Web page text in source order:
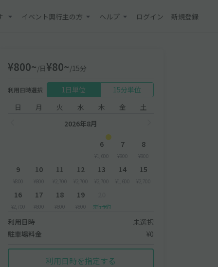
イベント興行主の方 ヘルプ ログイン 新規登録
¥800~/日¥80~/15分
利用日時選択 1日単位
15分単位
日
月 火 水 木 金
土
2026年8月
6
¥1,600
7
¥800
8
¥800
9
¥800
10
¥800
11
¥2,700
12
¥2,700
13
¥2,700
14
¥1,600
15
¥2,700
16
¥2,700
17
¥800
18
¥800
19
¥800 先行予約
利用日時
未選択
駐車場料金
¥0
利用日時を指定する